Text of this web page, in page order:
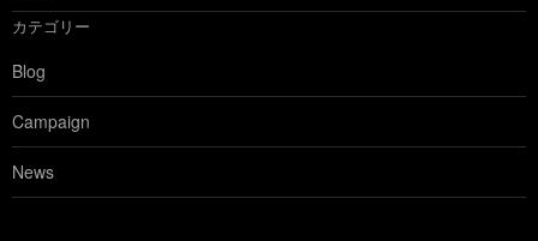
カテゴリー
Blog
Campaign
News